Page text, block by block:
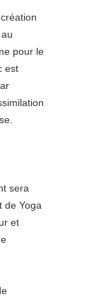
pour le
est
sera
de Yoga
et